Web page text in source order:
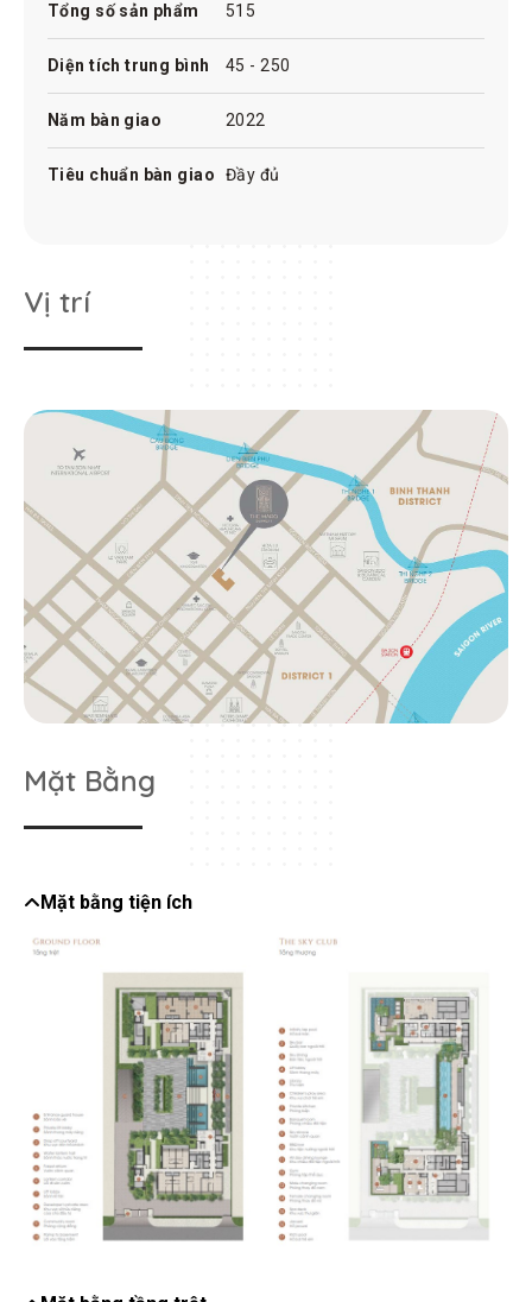
Tổng số sản phẩm 515
Diện tích trung bình 45 - 250
Năm bàn giao 2022
Tiêu chuẩn bàn giao Đầy đủ
Vị trí
Mặt Bằng
Mặt bằng tiện ích